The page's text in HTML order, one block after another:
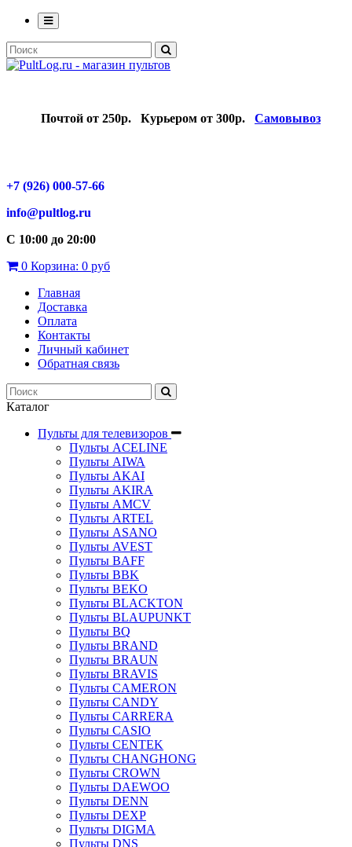
Почтой от 250р. Курьером от 300р. Самовывоз
+7 (926) 000-57-66
info@pultlog.ru
С 10:00 до 20:00
0 Корзина: 0 руб
Главная
Доставка
Оплата
Контакты
Личный кабинет
Обратная связь
Каталог
Пульты для телевизоров
Пульты ACELINE
Пульты AIWA
Пульты AKAI
Пульты AKIRA
Пульты AMCV
Пульты ARTEL
Пульты ASANO
Пульты AVEST
Пульты BAFF
Пульты BBK
Пульты BEKO
Пульты BLACKTON
Пульты BLAUPUNKT
Пульты BQ
Пульты BRAND
Пульты BRAUN
Пульты BRAVIS
Пульты CAMERON
Пульты CANDY
Пульты CARRERA
Пульты CASIO
Пульты CENTEK
Пульты CHANGHONG
Пульты CROWN
Пульты DAEWOO
Пульты DENN
Пульты DEXP
Пульты DIGMA
Пульты DNS